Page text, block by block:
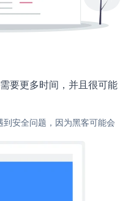
要更多时间，并且很可能
安全问题，因为黑客可能会